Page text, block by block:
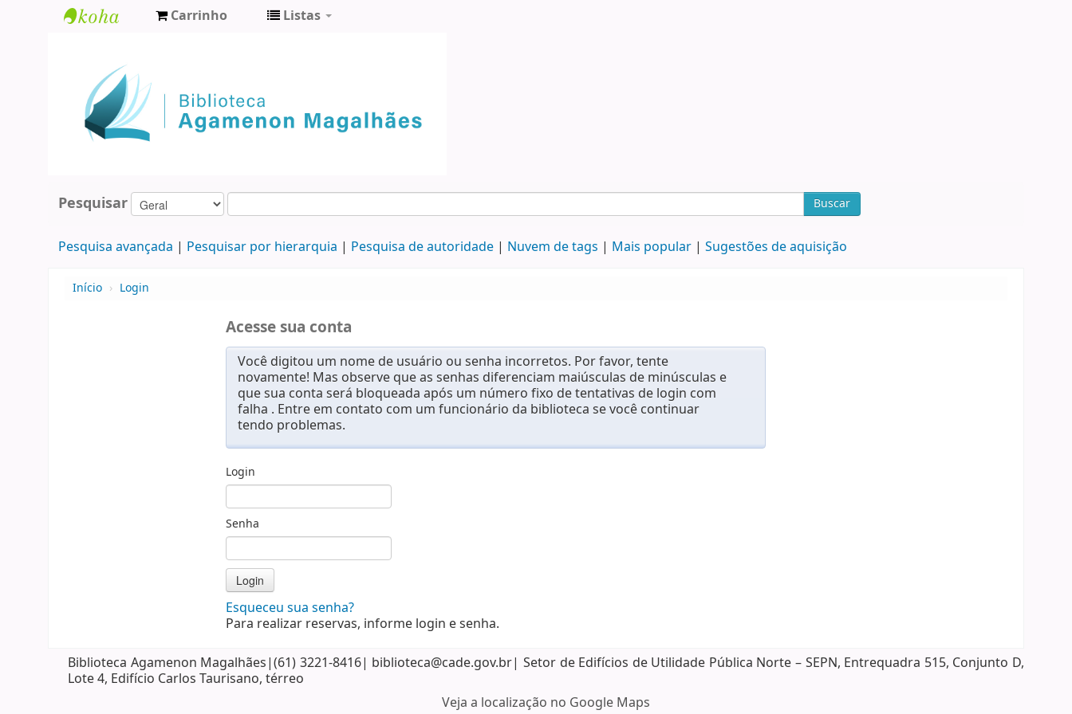
Agamenon
Magalhães
Carrinho Listas
Pesquisar Buscar
Pesquisa avançada Pesquisar por hierarquia Pesquisa de autoridade Nuvem de tags Mais popular Sugestões de aquisição
Início › Login
Acesse sua conta
Você digitou um nome de usuário ou senha incorretos. Por favor, tente
novamente! Mas observe que as senhas diferenciam maiúsculas de minúsculas e
que sua conta será bloqueada após um número fixo de tentativas de login com
falha . Entre em contato com um funcionário da biblioteca se você continuar
tendo problemas.
Login
Senha
Esqueceu sua senha?
Para realizar reservas, informe login e senha.
Biblioteca Agamenon Magalhães|(61) 3221-8416| biblioteca@cade.gov.br| Setor de Edifícios de Utilidade Pública Norte – SEPN, Entrequadra 515, Conjunto D,
Lote 4, Edifício Carlos Taurisano, térreo
Veja a localização no Google Maps